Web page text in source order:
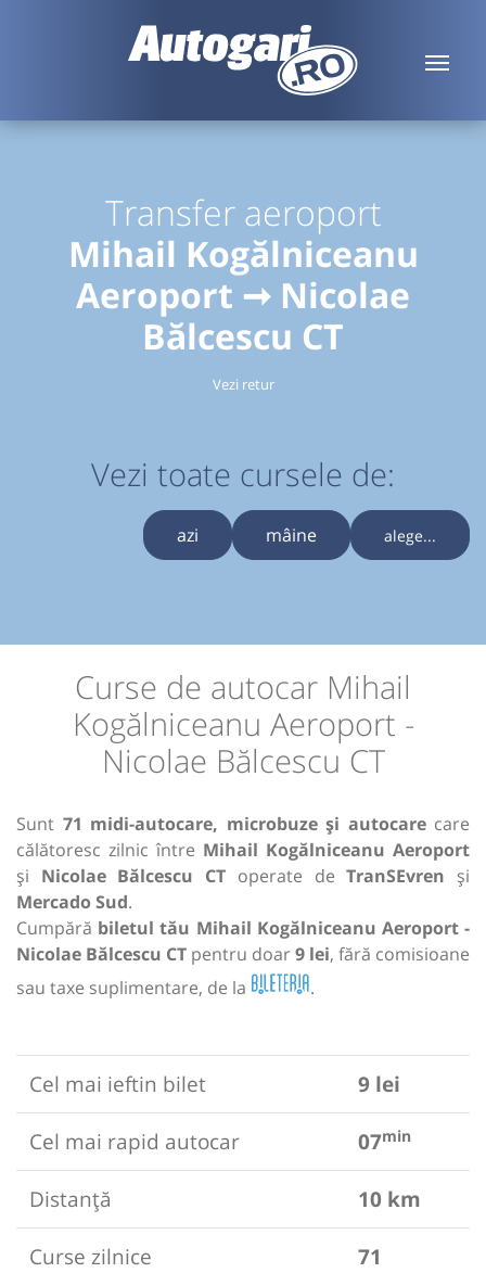
Transfer aeroport
Mihail Kogălniceanu
Aeroport ➞ Nicolae
Bălcescu CT
Vezi retur
Vezi toate cursele de:
azi mâine alege...
Curse de autocar Mihail
Kogălniceanu Aeroport -
Nicolae Bălcescu CT
Sunt 71 midi-autocare, microbuze și autocarecare
călătoresc zilnic între Mihail Kogălniceanu Aeroport
și Nicolae Bălcescu CT operate deTranSEvren și
Mercado Sud.
Cumpără biletul tău Mihail Kogălniceanu Aeroport -
Nicolae Bălcescu CT pentru doar9 lei, fără comisioane
sau taxe suplimentare, de la
.
Cel mai ieftin bilet
9 lei
Cel mai rapid autocar
07min
Distanță
10 km
Curse zilnice
71